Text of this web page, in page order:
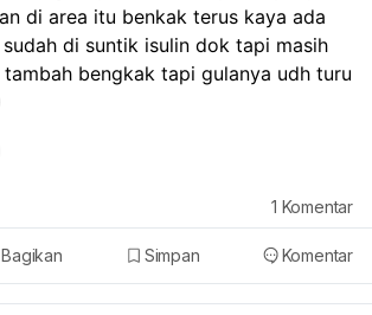
di area itu benkak terus kaya ada
di suntik isulin dok tapi masih
tambah bengkak tapi gulanya udh turu
Bagikan Simpan Komentar
1 Komentar